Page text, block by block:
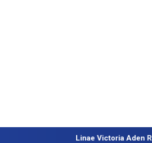
Linae Victoria Aden Resmi